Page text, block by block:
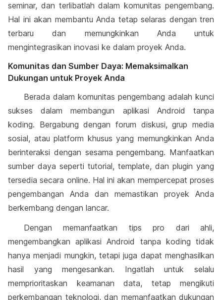
seminar, dan terlibatlah dalam komunitas pengembang.
Hal ini akan membantu Anda tetap selaras dengan tren
terbaru dan memungkinkan Anda untuk
mengintegrasikan inovasi ke dalam proyek Anda.
Komunitas dan Sumber Daya: Memaksimalkan
Dukungan untuk Proyek Anda
Berada dalam komunitas pengembang adalah kunci
sukses dalam membangun aplikasi Android tanpa
koding. Bergabung dengan forum diskusi, grup media
sosial, atau platform khusus yang memungkinkan Anda
berinteraksi dengan sesama pengembang. Manfaatkan
sumber daya seperti tutorial, template, dan plugin yang
tersedia secara online. Hal ini akan mempercepat proses
pengembangan Anda dan memastikan proyek Anda
berkembang dengan lancar.
Dengan memanfaatkan tips pro dari ahli,
mengembangkan aplikasi Android tanpa koding tidak
hanya menjadi mungkin, tetapi juga dapat menghasilkan
hasil yang mengesankan. Ingatlah untuk selalu
memprioritaskan keamanan data, tetap mengikuti
perkembangan teknologi, dan memanfaatkan dukungan